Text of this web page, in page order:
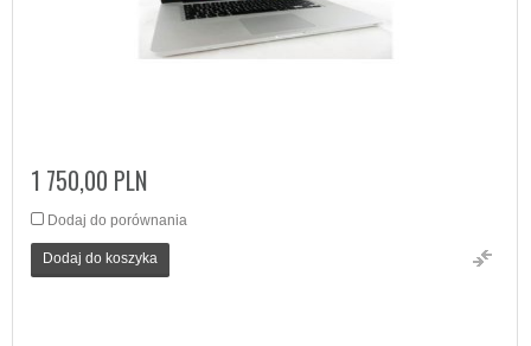
1 750,00 PLN
Dodaj do porównania
Dodaj do koszyka